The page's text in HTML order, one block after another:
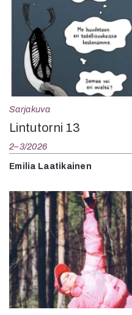
Sarjakuva
Lintutorni 13
2–3/2026
Emilia Laatikainen